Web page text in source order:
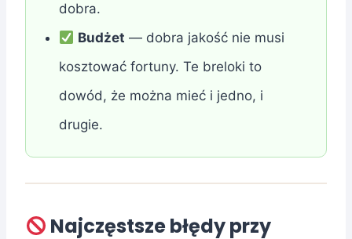
dobra.
Budżet — dobra jakość nie musi
kosztować fortuny. Te breloki to
dowód, że można mieć i jedno, i
drugie.
Najczęstsze błędy przy